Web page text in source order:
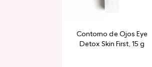
Contorno de Ojos Eye
Detox Skin First, 15 g